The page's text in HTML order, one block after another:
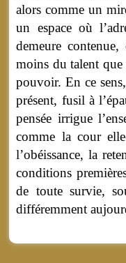
alors comme un
un espace où
demeure
moins du talent que
pouvoir. En ce
présent, fusil à
pensée irrigue
comme la cour
l’obéissance, la
conditions
de toute survie,
différemment